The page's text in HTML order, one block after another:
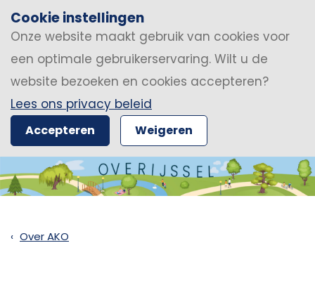
Cookie instellingen
Onze website maakt gebruik van cookies voor
een optimale gebruikerservaring. Wilt u de
website bezoeken en cookies accepteren?
Lees ons privacy beleid
Accepteren Weigeren
Over AKO